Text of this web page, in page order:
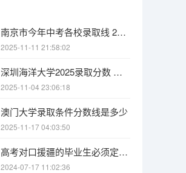
南京市今年中考各校录取线 2025南京中考分数线与录取线
2025-11-11 21:58:02
深圳海洋大学2025录取分数 中国海洋大学2025投档线
2025-11-04 23:06:18
澳门大学录取条件分数线是多少
2025-11-17 04:03:50
高考对口援疆的毕业生必须定向回新疆工作吗，能不能不会回，不回会怎样？
2024-07-17 11:02:36